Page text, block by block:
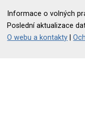
Informace o volných
Poslední aktualizace
O webu a kontakty |